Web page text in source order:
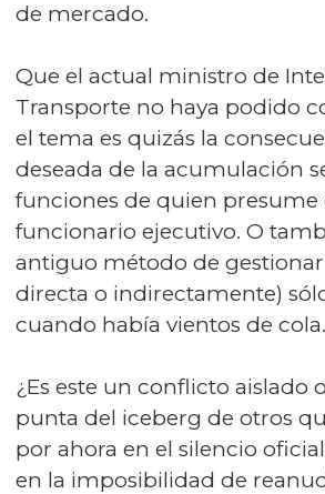
de mercado.
Que el actual ministro de
Transporte no haya podido
el tema es quizás la
deseada de la acumulación
funciones de quien presume
funcionario ejecutivo. O
antiguo método de
directa o indirectamente)
cuando había vientos de cola.
¿Es este un conflicto aislado
punta del iceberg de otros
por ahora en el silencio
en la imposibilidad de